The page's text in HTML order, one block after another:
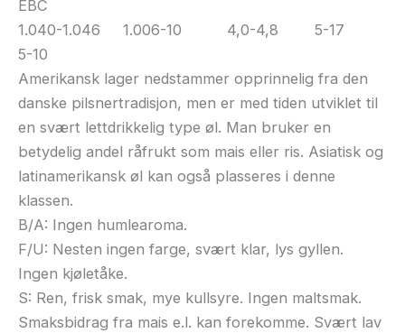
EBC
1.040-1.046 1.006-10 4,0-4,8 5-17
5-10
Amerikansk lager nedstammer opprinnelig fra den
danske pilsnertradisjon, men er med tiden utviklet til
en svært lettdrikkelig type øl. Man bruker en
betydelig andel råfrukt som mais eller ris. Asiatisk og
latinamerikansk øl kan også plasseres i denne
klassen.
B/A: Ingen humlearoma.
F/U: Nesten ingen farge, svært klar, lys gyllen.
Ingen kjøletåke.
S: Ren, frisk smak, mye kullsyre. Ingen maltsmak.
Smaksbidrag fra mais e.l. kan forekomme. Svært lav